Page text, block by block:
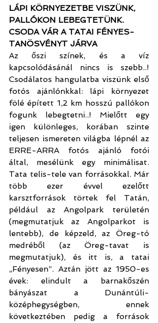
LÁPI KÖRNYEZETBE VISZÜNK,
PALLÓKON LEBEGTETÜNK.
CSODA VÁR A TATAI FÉNYES-
TANÖSVÉNYT JÁRVA
Az őszi színek, és a víz
kapcsolódásánál nincs is szebb..!
Csodálatos hangulatba viszünk első
fotós ajánlónkkal: lápi környezet
fölé épített 1,2 km hosszú pallókon
fogunk lebegtetni..! Mielőtt egy
igen különleges, korában szinte
teljesen ismereten világba lépnél az
ERRE-ARRA fotós ajánló fotói
által, mesélünk egy minimálisat.
Tata telis-tele van forrásokkal. Már
több ezer évvel ezelőtt
karsztforrások törtek fel Tatán,
például az Angolpark területén
(megmutatjuk az Angolparkot is
lentebb), de képzeld, az Öreg-tó
medréből (az Öreg-tavat is
megmutatjuk), és itt is, a tatai
„Fényesen”. Aztán jött az 1950-es
évek: elindult a barnakőszén
bányászat a Dunántúli-
középhegységben, ennek
következtében pedig a források